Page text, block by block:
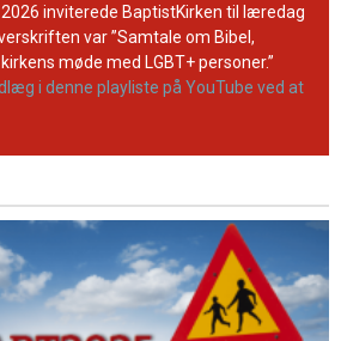
2026 inviterede BaptistKirken til læredag
var ”Samtale om Bibel,
møde med LGBT+ personer.”
i denne playliste på YouTube ved at